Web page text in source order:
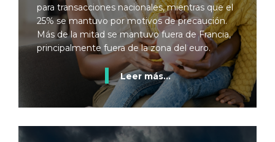
para transacciones nacionales, mientras que el
25% se mantuvo por motivos de precaución.
Más de la mitad se mantuvo fuera de Francia,
principalmente fuera de la zona del euro.
Leer más...